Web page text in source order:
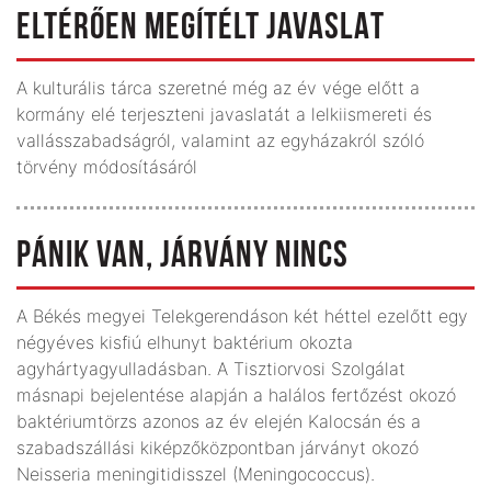
ELTÉRŐEN MEGÍTÉLT JAVASLAT
A kulturális tárca szeretné még az év vége előtt a
kormány elé terjeszteni javaslatát a lelkiismereti és
vallásszabadságról, valamint az egyházakról szóló
törvény módosításáról
PÁNIK VAN, JÁRVÁNY NINCS
A Békés megyei Telekgerendáson két héttel ezelőtt egy
négyéves kisfiú elhunyt baktérium okozta
agyhártyagyulladásban. A Tisztiorvosi Szolgálat
másnapi bejelentése alapján a halálos fertőzést okozó
baktériumtörzs azonos az év elején Kalocsán és a
szabadszállási kiképzőközpontban járványt okozó
Neisseria meningitidisszel (Meningococcus).